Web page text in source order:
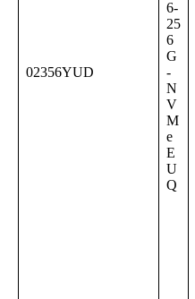
02356YUD
6-
25
6
G
-
N
V
M
e
E
U
Q